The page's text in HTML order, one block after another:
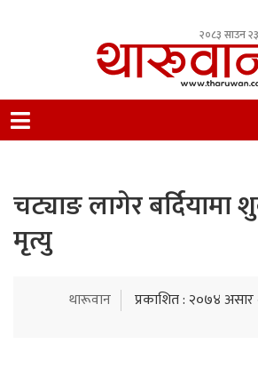
२०८३ साउन
Nepal.
चट्याङ लागेर बर्दियामा
मृत्यु
थारूवान प्रकाशित : २०७४